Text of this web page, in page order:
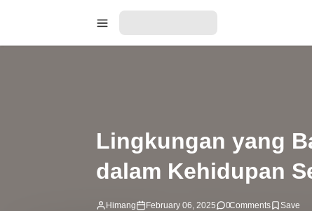
Lingkungan yang
dalam Kehidupan
Himang February 06, 2025 0Comments